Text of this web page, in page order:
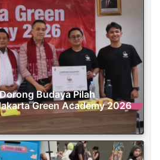
Budaya Pilah
Green Academy 2026